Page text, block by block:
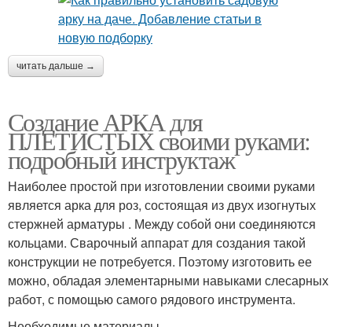
читать дальше →
Создание АРКА для
ПЛЕТИСТЫХ своими руками:
подробный инструктаж
Наиболее простой при изготовлении своими руками
является арка для роз, состоящая из двух изогнутых
стержней арматуры . Между собой они соединяются
кольцами. Сварочный аппарат для создания такой
конструкции не потребуется. Поэтому изготовить ее
можно, обладая элементарными навыками слесарных
работ, с помощью самого рядового инструмента.